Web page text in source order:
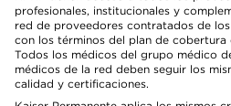
profesionales, institucionales y
red de proveedores contratados de
con los términos del plan de cobertura
Todos los médicos del grupo médico
médicos de la red deben seguir los
calidad y certificaciones.